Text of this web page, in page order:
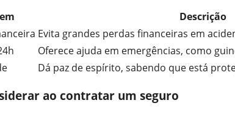
Descrição
Evita grandes perdas financeiras em
Oferece ajuda em emergências, como
Dá paz de espírito, sabendo que está
ao contratar um seguro